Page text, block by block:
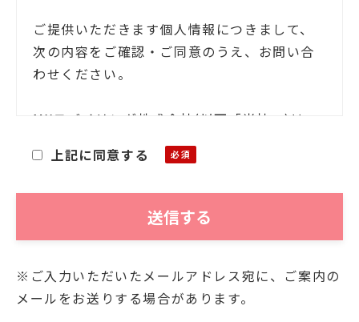
ご提供いただきます個人情報につきまして、
次の内容をご確認・ご同意のうえ、お問い合
わせください。
MXモバイリング株式会社(以下「当社」)は、
お客様ご本人の氏名・住所等の個人情報(以下
「個人情報」)をご提供いただくにあたり、そ
ないことを次の通りお知らせいたします。
お客様よりご提供いただきました個人情報
は、当社において、次の目的にのみ利用させ
上記に同意する
※ご入力いただいたメールアドレス宛に、ご案内の
メールをお送りする場合があります。